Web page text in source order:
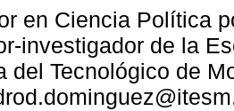
en Ciencia Política
investigador de la
del Tecnológico de